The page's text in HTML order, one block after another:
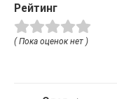
Рейтинг
( Пока оценок нет )